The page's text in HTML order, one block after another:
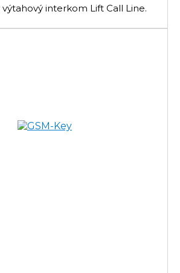
interkom Lift Call Line.